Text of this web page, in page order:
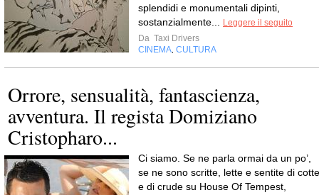
splendidi e monumentali dipinti,
sostanzialmente...
Leggere il seguito
Da Taxi Drivers
CINEMA CULTURA
Orrore, sensualità, fantascienza,
avventura. Il regista Domiziano
Cristopharo...
Ci siamo. Se ne parla ormai da un po’,
se ne sono scritte, lette e sentite di cotte
e di crude su House Of Tempest,